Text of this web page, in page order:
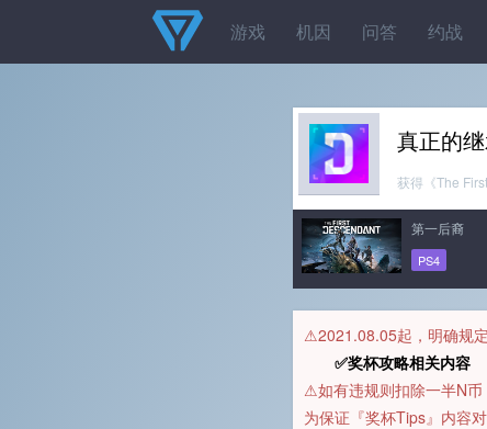
游戏 机因 问答 约战
真正的
获得《The
第一后裔
PS4
⚠️2021.08.05起，明确规
✅奖杯攻略相关内
⚠️如有违规则扣除一半N
为保证『奖杯Tips』内容